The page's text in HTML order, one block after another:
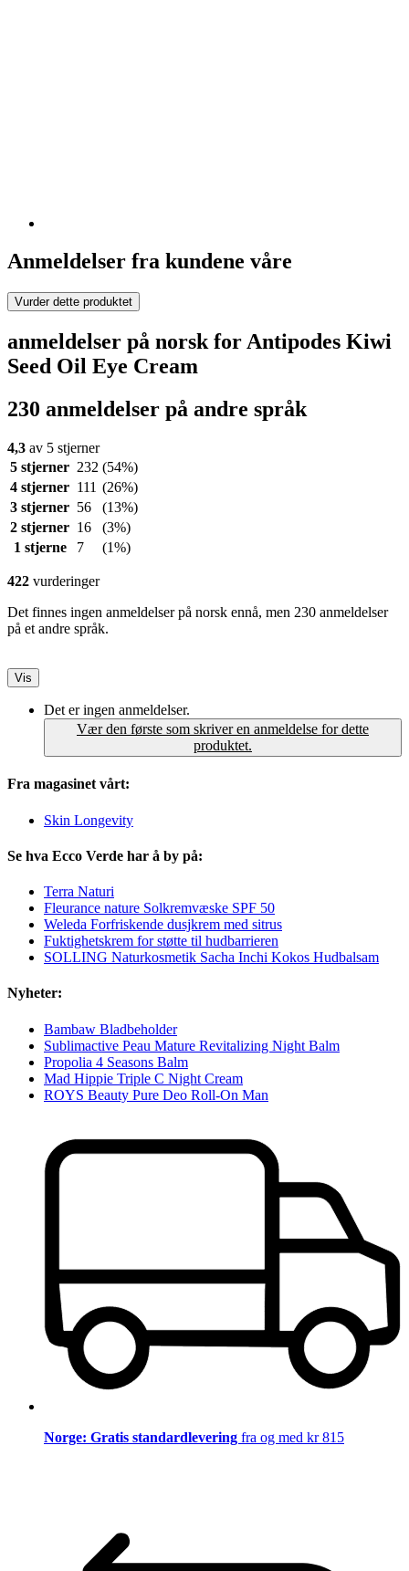
Anmeldelser fra kundene våre
Vurder dette produktet
anmeldelser på norsk for Antipodes Kiwi
Seed Oil Eye Cream
230 anmeldelser på andre språk
4,3 av 5 stjerner
5 stjerner 232 (54%)
4 stjerner 111 (26%)
3 stjerner 56
(13%)
2 stjerner 16
(3%)
1 stjerne
7 (1%)
422 vurderinger
Det finnes ingen anmeldelser på norsk ennå, men 230 anmeldelser
på et andre språk.
Vis
Det er ingen anmeldelser.
Vær den første som skriver en anmeldelse for dette
produktet.
Fra magasinet vårt:
Skin Longevity
Se hva Ecco Verde har å by på:
Terra Naturi
Fleurance nature Solkremvæske SPF 50
Weleda Forfriskende dusjkrem med sitrus
Fuktighetskrem for støtte til hudbarrieren
SOLLING Naturkosmetik Sacha Inchi Kokos Hudbalsam
Nyheter:
Bambaw Bladbeholder
Sublimactive Peau Mature Revitalizing Night Balm
Propolia 4 Seasons Balm
Mad Hippie Triple C Night Cream
ROYS Beauty Pure Deo Roll-On Man
Norge: Gratis standardlevering fra og med kr 815